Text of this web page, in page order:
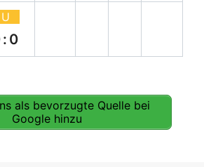
U
als bevorzugte Quelle bei
Google hinzu